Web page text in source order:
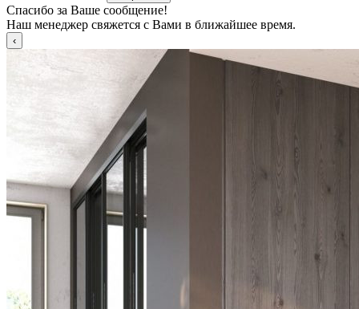
Спасибо за Ваше сообщение!
Наш менеджер свяжется с Вами в ближайшее время.